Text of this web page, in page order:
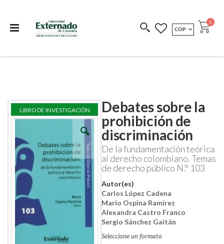
COEDICIONES REDIMIR CÓDIGO
MONEDA
COP Cart
0
Debates sobre la
prohibición de
discriminación
De la fundamentación teórica
al derecho colombiano. Temas
de derecho público N.° 103
Autor(es)
Carlos López Cadena
Mario Ospina Ramírez
Alexandra Castro Franco
Sergio Sánchez Gaitán
Seleccione un formato
Skip
the
the
images
gallery
Skip
the
the
images
gallery
LIBRO DE INVESTIGACIÓN